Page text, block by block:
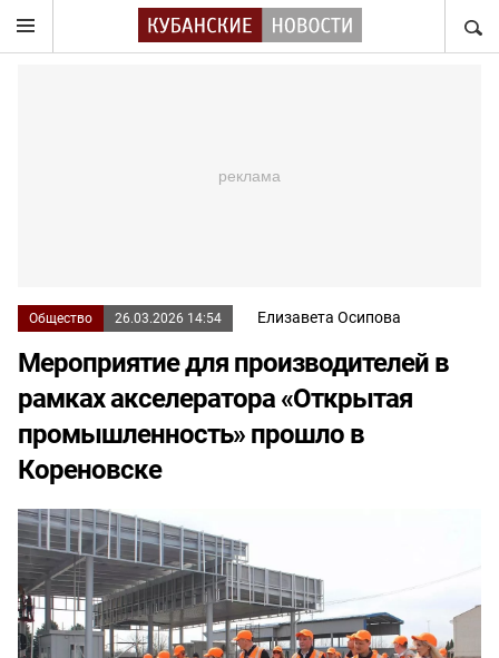
Общество 26.03.2026 14:54 Елизавета Осипова
Мероприятие для производителей в
рамках акселератора «Открытая
промышленность» прошло в
Кореновске